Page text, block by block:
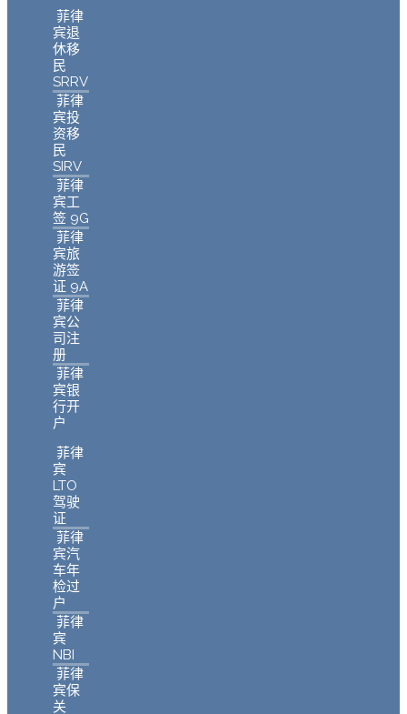
菲律
宾退
休移
民
SRRV
菲律
宾投
资移
民
SIRV
菲律
宾工
签 9G
菲律
宾旅
游签
证 9A
菲律
宾公
司注
册
菲律
宾银
行开
户
菲律
宾
LTO
驾驶
证
菲律
宾汽
车年
检过
户
菲律
宾
NBI
菲律
宾保
关